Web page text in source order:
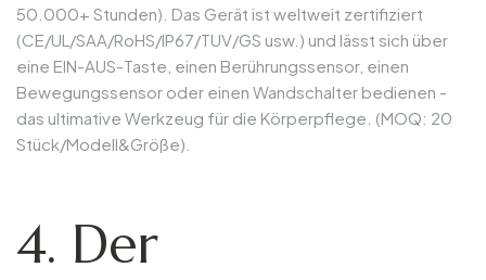
50.000+ Stunden). Das Gerät ist weltweit zertifiziert
(CE/UL/SAA/RoHS/IP67/TUV/GS usw.) und lässt sich über
eine EIN-AUS-Taste, einen Berührungssensor, einen
Bewegungssensor oder einen Wandschalter bedienen -
das ultimative Werkzeug für die Körperpflege. (MOQ: 20
Stück/Modell&Größe).
4. Der